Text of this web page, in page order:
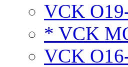
VCK
* VCK
VCK